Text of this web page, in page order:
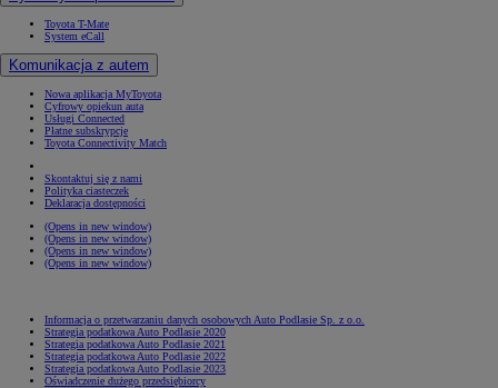
Toyota T-Mate
System eCall
Komunikacja z autem
Nowa aplikacja MyToyota
Cyfrowy opiekun auta
Usługi Connected
Płatne subskrypcje
Toyota Connectivity Match
Skontaktuj się z nami
Polityka ciasteczek
Deklaracja dostępności
(Opens in new window)
(Opens in new window)
(Opens in new window)
(Opens in new window)
Informacja o przetwarzaniu danych osobowych Auto Podlasie Sp. z o.o.
Strategia podatkowa Auto Podlasie 2020
Strategia podatkowa Auto Podlasie 2021
Strategia podatkowa Auto Podlasie 2022
Strategia podatkowa Auto Podlasie 2023
Oświadczenie dużego przedsiębiorcy